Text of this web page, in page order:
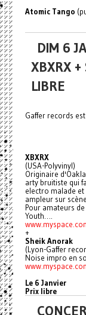
Atomic Tango
DIM 6
XBXRX +
LIBRE
Gaffer records
XBXRX
(USA-Polyvinyl)
Originaire
arty bruitiste qui
electro malade
ampleur sur scène.
Pour amateurs
Youth….
+
Sheik Anorak
(Lyon-Gaffer
Noise impro en
Le 6 Janvier
Prix libre